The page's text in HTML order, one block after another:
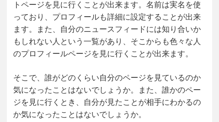
トページを見に行くことが出来ます。名前は実名を使
っており、プロフィールも詳細に設定することが出来
ます。また、自分のニュースフィードには知り合いか
もしれない人という一覧があり、そこからも色々な人
のプロフィールページを見に行くことが出来ます。
そこで、誰がどのくらい自分のページを見ているのか
気になったことはないでしょうか。また、誰かのペー
ジを見に行くとき、自分が見たことが相手にわかるの
か気になったことはないでしょうか。